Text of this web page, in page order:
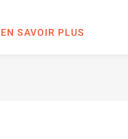
EN SAVOIR PLUS